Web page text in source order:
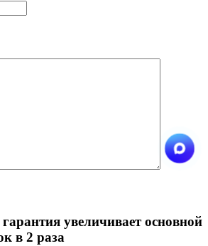
увеличивает основной
в 2 раза